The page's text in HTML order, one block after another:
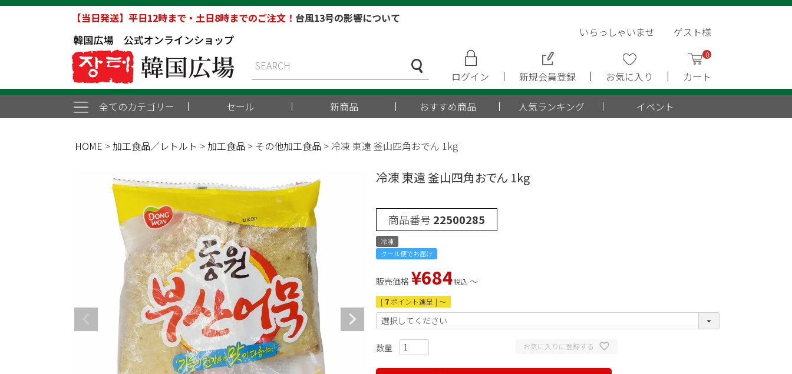
【当日発送】平日12時まで・土日8時までのご注文！ 台風13号の影響について
いらっしゃいませ ゲスト様
ログイン 新規会員登録 お気に入り
0
カート
全てのカテゴリー セール 新商品 おすすめ商品 人気ランキング イベント
HOME 加工食品／レトルト 加工食品 その他加工食品 冷凍 東遠 釜山四角おでん 1kg
冷凍 東遠 釜山四角おでん 1kg
商品番号 22500285
冷凍
クール便でお届け
販売価格 ¥684税込 〜
[ 7ポイント進呈 ] 〜
お気に入りに登録する